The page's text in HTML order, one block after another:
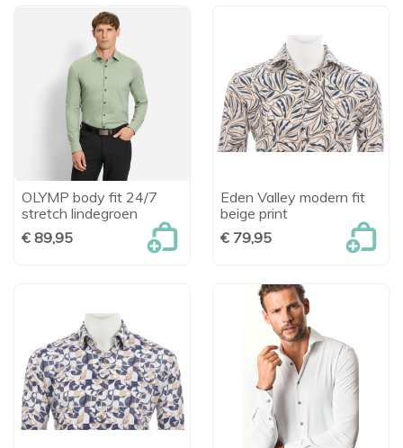
OLYMP body fit 24/7
stretch lindegroen
€ 89,95
Eden Valley modern fit
beige print
€ 79,95